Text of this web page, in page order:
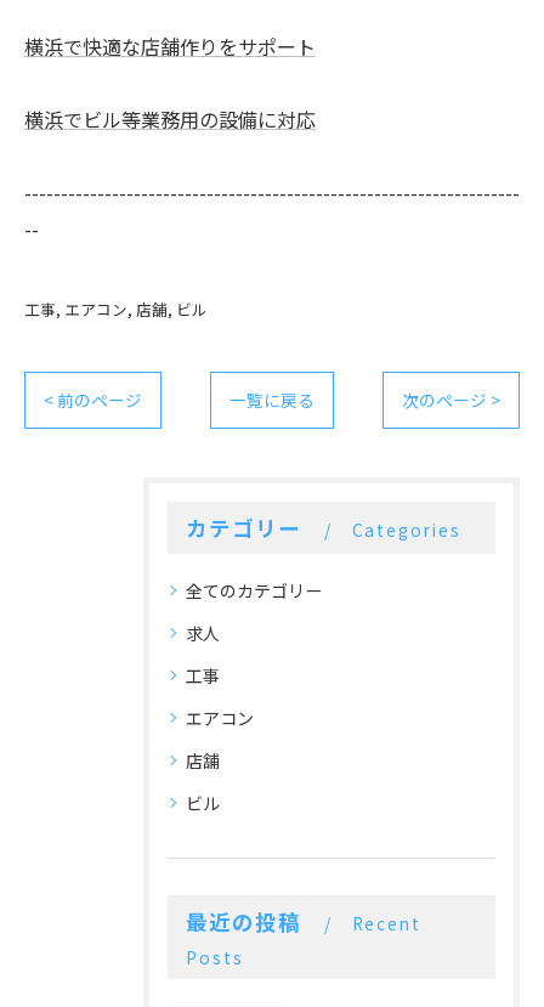
横浜で快適な店舗作りをサポート
横浜でビル等業務用の設備に対応
--------------------------------------------------------------------
--
工事 エアコン 店舗 ビル
< 前のページ 一覧に戻る 次のページ >
カテゴリー Categories
全てのカテゴリー
求人
工事
エアコン
店舗
ビル
最近の投稿
Recent
Posts